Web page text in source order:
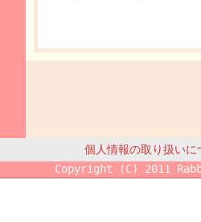
個人情報の取り扱いに
Copyright (C) 2011